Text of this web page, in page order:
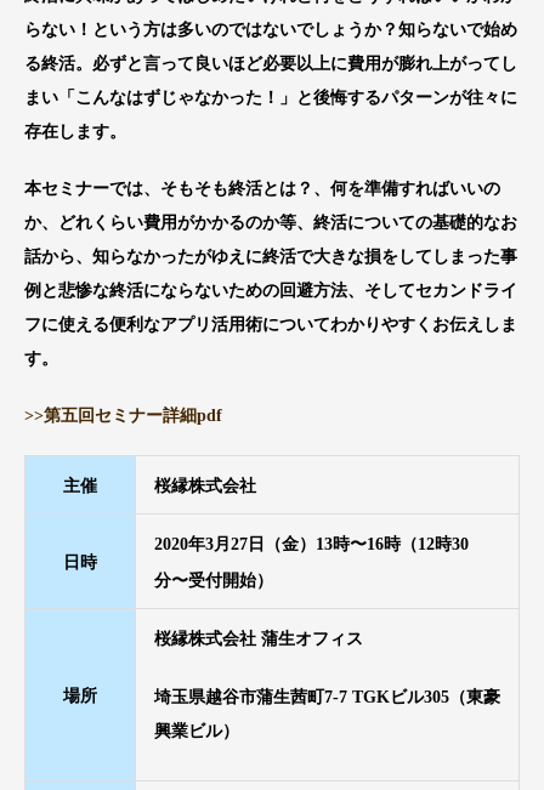
らない！という方は多いのではないでしょうか？知らないで始め
る終活。必ずと言って良いほど必要以上に費用が膨れ上がってし
まい「こんなはずじゃなかった！」と後悔するパターンが往々に
存在します。
本セミナーでは、そもそも終活とは？、何を準備すればいいの
か、どれくらい費用がかかるのか等、終活についての基礎的なお
話から、知らなかったがゆえに終活で大きな損をしてしまった事
例と悲惨な終活にならないための回避方法、そしてセカンドライ
フに使える便利なアプリ活用術についてわかりやすくお伝えしま
す。
>>第五回セミナー詳細pdf
主催 桜縁株式会社
日時
2020年3月27日（金）13時〜16時（12時30
分〜受付開始）
場所
桜縁株式会社 蒲生オフィス
埼玉県越谷市蒲生茜町7-7 TGKビル305（東豪
興業ビル）